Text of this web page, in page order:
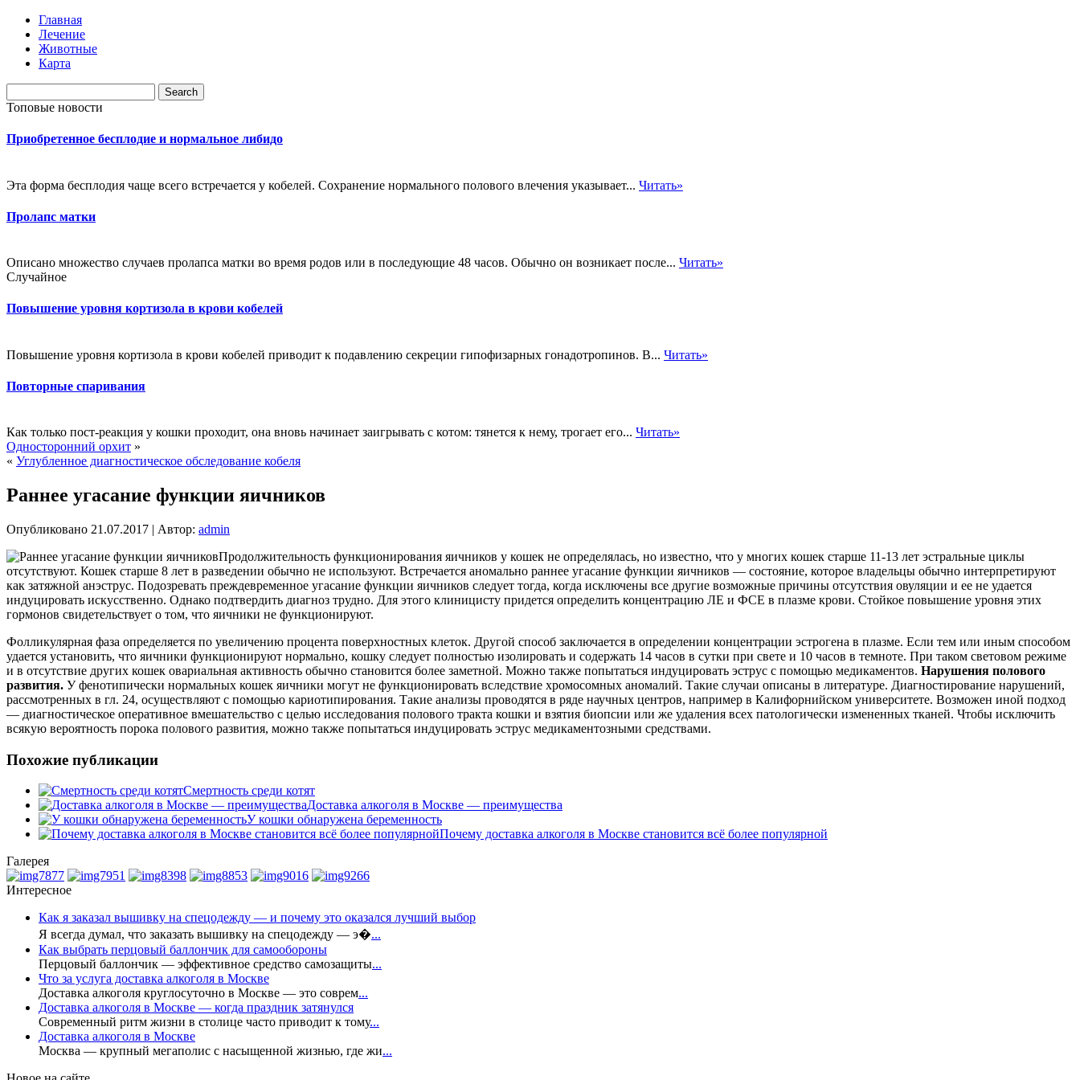
Главная
Лечение
Животные
Карта
Топовые новости
Приобретенное бесплодие и нормальное либидо
Эта форма бесплодия чаще всего встречается у кобелей. Сохранение нормального полового влечения указывает... Читать»
Пролапс матки
Описано множество случаев пролапса матки во время родов или в последующие 48 часов. Обычно он возникает после... Читать»
Случайное
Повышение уровня кортизола в крови кобелей
Повышение уровня кортизола в крови кобелей приводит к подавлению секреции гипофизарных гонадотропинов. В... Читать»
Повторные спаривания
Как только пост-реакция у кошки проходит, она вновь начинает заигрывать с котом: тянется к нему, трогает его... Читать»
Односторонний орхит »
« Углубленное диагностическое обследование кобеля
Раннее угасание функции яичников
Опубликовано 21.07.2017 | Автор: admin
Продолжительность функционирования яичников у кошек не определялась, но известно, что у многих кошек старше 11-13 лет эстральные циклы
отсутствуют. Кошек старше 8 лет в разведении обычно не используют. Встречается аномально раннее угасание функции яичников — состояние, которое владельцы обычно интерпретируют
как затяжной анэструс. Подозревать преждевременное угасание функции яичников следует тогда, когда исключены все другие возможные причины отсутствия овуляции и ее не удается
индуцировать искусственно. Однако подтвердить диагноз трудно. Для этого клиницисту придется определить концентрацию ЛЕ и ФСЕ в плазме крови. Стойкое повышение уровня этих
гормонов свидетельствует о том, что яичники не функционируют.
Фолликулярная фаза определяется по увеличению процента поверхностных клеток. Другой способ заключается в определении концентрации эстрогена в плазме. Если тем или иным способом
удается установить, что яичники функционируют нормально, кошку следует полностью изолировать и содержать 14 часов в сутки при свете и 10 часов в темноте. При таком световом режиме
и в отсутствие других кошек овариальная активность обычно становится более заметной. Можно также попытаться индуцировать эструс с помощью медикаментов. Нарушения полового
развития. У фенотипически нормальных кошек яичники могут не функционировать вследствие хромосомных аномалий. Такие случаи описаны в литературе. Диагностирование нарушений,
рассмотренных в гл. 24, осуществляют с помощью кариотипирования. Такие анализы проводятся в ряде научных центров, например в Калифорнийском университете. Возможен иной подход
— диагностическое оперативное вмешательство с целью исследования полового тракта кошки и взятия биопсии или же удаления всех патологически измененных тканей. Чтобы исключить
всякую вероятность порока полового развития, можно также попытаться индуцировать эструс медикаментозными средствами.
Похожие публикации
Смертность среди котят
Доставка алкоголя в Москве — преимущества
У кошки обнаружена беременность
Почему доставка алкоголя в Москве становится всё более популярной
Галерея
Интересное
Как я заказал вышивку на спецодежду — и почему это оказался лучший выбор
Я всегда думал, что заказать вышивку на спецодежду — э�...
Как выбрать перцовый баллончик для самообороны
Перцовый баллончик — эффективное средство самозащиты...
Что за услуга доставка алкоголя в Москве
Доставка алкоголя круглосуточно в Москве — это соврем...
Доставка алкоголя в Москве — когда праздник затянулся
Современный ритм жизни в столице часто приводит к тому...
Доставка алкоголя в Москве
Москва — крупный мегаполис с насыщенной жизнью, где жи...